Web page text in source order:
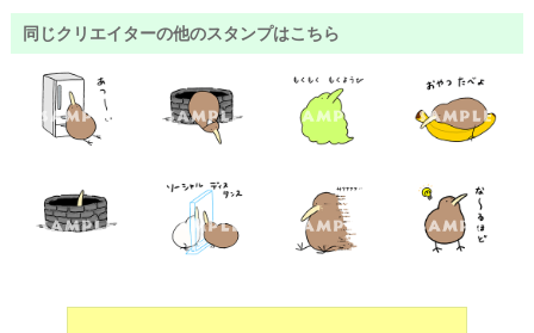
同じクリエイターの他のスタンプはこちら